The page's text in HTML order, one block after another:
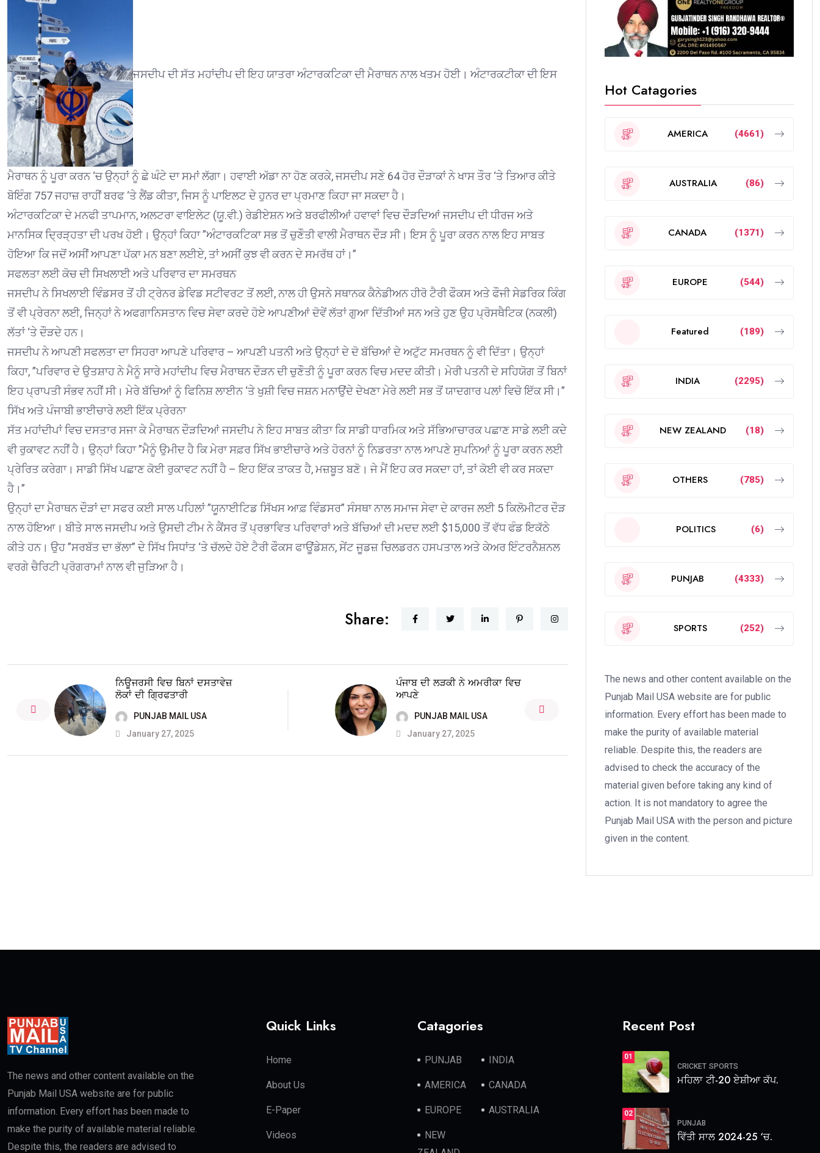
ਜਸਦੀਪ ਦੀ ਸੱਤ ਮਹਾਂਦੀਪ ਦੀ ਇਹ ਯਾਤਰਾ ਅੰਟਾਰਕਟਿਕਾ ਦੀ ਮੈਰਾਥਨ ਨਾਲ ਖਤਮ ਹੋਈ। ਅੰਟਾਰਕਟੀਕਾ ਦੀ ਇਸ
ਮੈਰਾਥਨ ਨੂੰ ਪੂਰਾ ਕਰਨ ‘ਚ ਉਨ੍ਹਾਂ ਨੂੰ ਛੇ ਘੰਟੇ ਦਾ ਸਮਾਂ ਲੱਗਾ। ਹਵਾਈ ਅੱਡਾ ਨਾ ਹੋਣ ਕਰਕੇ, ਜਸਦੀਪ ਸਣੇ 64 ਹੋਰ ਦੌੜਾਕਾਂ ਨੇ ਖਾਸ ਤੌਰ ‘ਤੇ ਤਿਆਰ ਕੀਤੇ
ਬੋਇੰਗ 757 ਜਹਾਜ਼ ਰਾਹੀਂ ਬਰਫ ‘ਤੇ ਲੈਂਡ ਕੀਤਾ, ਜਿਸ ਨੂੰ ਪਾਇਲਟ ਦੇ ਹੁਨਰ ਦਾ ਪ੍ਰਮਾਣ ਕਿਹਾ ਜਾ ਸਕਦਾ ਹੈ।
ਅੰਟਾਰਕਟਿਕਾ ਦੇ ਮਨਫੀ ਤਾਪਮਾਨ, ਅਲਟਰਾ ਵਾਇਲੇਟ (ਯੂ.ਵੀ.) ਰੇਡੀਏਸ਼ਨ ਅਤੇ ਬਰਫੀਲੀਆਂ ਹਵਾਵਾਂ ਵਿਚ ਦੌੜਦਿਆਂ ਜਸਦੀਪ ਦੀ ਧੀਰਜ ਅਤੇ
ਮਾਨਸਿਕ ਦ੍ਰਿੜ੍ਹਤਾ ਦੀ ਪਰਖ ਹੋਈ। ਉਨ੍ਹਾਂ ਕਿਹਾ ”ਅੰਟਾਰਕਟਿਕਾ ਸਭ ਤੋਂ ਚੁਣੌਤੀ ਵਾਲੀ ਮੈਰਾਥਨ ਦੌੜ ਸੀ। ਇਸ ਨੂੰ ਪੂਰਾ ਕਰਨ ਨਾਲ ਇਹ ਸਾਬਤ
ਹੋਇਆ ਕਿ ਜਦੋਂ ਅਸੀਂ ਆਪਣਾ ਪੱਕਾ ਮਨ ਬਣਾ ਲਈਏ, ਤਾਂ ਅਸੀਂ ਕੁਝ ਵੀ ਕਰਨ ਦੇ ਸਮਰੱਥ ਹਾਂ।”
ਸਫਲਤਾ ਲਈ ਕੋਚ ਦੀ ਸਿਖਲਾਈ ਅਤੇ ਪਰਿਵਾਰ ਦਾ ਸਮਰਥਨ
ਜਸਦੀਪ ਨੇ ਸਿਖਲਾਈ ਵਿੰਡਸਰ ਤੋਂ ਹੀ ਟ੍ਰੇਨਰ ਡੇਵਿਡ ਸਟੀਵਰਟ ਤੋਂ ਲਈ, ਨਾਲ ਹੀ ਉਸਨੇ ਸਥਾਨਕ ਕੈਨੇਡੀਅਨ ਹੀਰੋ ਟੈਰੀ ਫੌਕਸ ਅਤੇ ਫੌਜੀ ਸੇਡਰਿਕ ਕਿੰਗ
ਤੋਂ ਵੀ ਪ੍ਰੇਰਨਾ ਲਈ, ਜਿਨ੍ਹਾਂ ਨੇ ਅਫਗਾਨਿਸਤਾਨ ਵਿਚ ਸੇਵਾ ਕਰਦੇ ਹੋਏ ਆਪਣੀਆਂ ਦੋਵੇਂ ਲੱਤਾਂ ਗੁਆ ਦਿੱਤੀਆਂ ਸਨ ਅਤੇ ਹੁਣ ਉਹ ਪ੍ਰੋਸਥੈਟਿਕ (ਨਕਲੀ)
ਲੱਤਾਂ ‘ਤੇ ਦੌੜਦੇ ਹਨ।
ਜਸਦੀਪ ਨੇ ਆਪਣੀ ਸਫਲਤਾ ਦਾ ਸਿਹਰਾ ਆਪਣੇ ਪਰਿਵਾਰ – ਆਪਣੀ ਪਤਨੀ ਅਤੇ ਉਨ੍ਹਾਂ ਦੇ ਦੋ ਬੱਚਿਆਂ ਦੇ ਅਟੁੱਟ ਸਮਰਥਨ ਨੂੰ ਵੀ ਦਿੱਤਾ। ਉਨ੍ਹਾਂ
ਕਿਹਾ, ”ਪਰਿਵਾਰ ਦੇ ਉਤਸ਼ਾਹ ਨੇ ਮੈਨੂੰ ਸਾਰੇ ਮਹਾਂਦੀਪ ਵਿਚ ਮੈਰਾਥਨ ਦੌੜਨ ਦੀ ਚੁਣੌਤੀ ਨੂੰ ਪੂਰਾ ਕਰਨ ਵਿਚ ਮਦਦ ਕੀਤੀ। ਮੇਰੀ ਪਤਨੀ ਦੇ ਸਹਿਯੋਗ ਤੋਂ ਬਿਨਾਂ
ਇਹ ਪ੍ਰਾਪਤੀ ਸੰਭਵ ਨਹੀਂ ਸੀ। ਮੇਰੇ ਬੱਚਿਆਂ ਨੂੰ ਫਿਨਿਸ਼ ਲਾਈਨ ‘ਤੇ ਖੁਸ਼ੀ ਵਿਚ ਜਸ਼ਨ ਮਨਾਉਂਦੇ ਦੇਖਣਾ ਮੇਰੇ ਲਈ ਸਭ ਤੋਂ ਯਾਦਗਾਰ ਪਲਾਂ ਵਿਚੋ ਇੱਕ ਸੀ।”
ਸਿੱਖ ਅਤੇ ਪੰਜਾਬੀ ਭਾਈਚਾਰੇ ਲਈ ਇੱਕ ਪ੍ਰੇਰਨਾ
ਸੱਤ ਮਹਾਂਦੀਪਾਂ ਵਿਚ ਦਸਤਾਰ ਸਜਾ ਕੇ ਮੈਰਾਥਨ ਦੌੜਦਿਆਂ ਜਸਦੀਪ ਨੇ ਇਹ ਸਾਬਤ ਕੀਤਾ ਕਿ ਸਾਡੀ ਧਾਰਮਿਕ ਅਤੇ ਸੱਭਿਆਚਾਰਕ ਪਛਾਣ ਸਾਡੇ ਲਈ ਕਦੇ
ਵੀ ਰੁਕਾਵਟ ਨਹੀਂ ਹੈ। ਉਨ੍ਹਾਂ ਕਿਹਾ ”ਮੈਨੂੰ ਉਮੀਦ ਹੈ ਕਿ ਮੇਰਾ ਸਫ਼ਰ ਸਿੱਖ ਭਾਈਚਾਰੇ ਅਤੇ ਹੋਰਨਾਂ ਨੂੰ ਨਿਡਰਤਾ ਨਾਲ ਆਪਣੇ ਸੁਪਨਿਆਂ ਨੂੰ ਪੂਰਾ ਕਰਨ ਲਈ
ਪ੍ਰੇਰਿਤ ਕਰੇਗਾ। ਸਾਡੀ ਸਿੱਖ ਪਛਾਣ ਕੋਈ ਰੁਕਾਵਟ ਨਹੀਂ ਹੈ – ਇਹ ਇੱਕ ਤਾਕਤ ਹੈ, ਮਜ਼ਬੂਤ ਬਣੋ। ਜੇ ਮੈਂ ਇਹ ਕਰ ਸਕਦਾ ਹਾਂ, ਤਾਂ ਕੋਈ ਵੀ ਕਰ ਸਕਦਾ
ਹੈ।”
ਉਨ੍ਹਾਂ ਦਾ ਮੈਰਾਥਨ ਦੌੜਾਂ ਦਾ ਸਫਰ ਕਈ ਸਾਲ ਪਹਿਲਾਂ ”ਯੂਨਾਈਟਿਡ ਸਿੱਖਸ ਆਫ਼ ਵਿੰਡਸਰ” ਸੰਸਥਾ ਨਾਲ ਸਮਾਜ ਸੇਵਾ ਦੇ ਕਾਰਜ ਲਈ 5 ਕਿਲੋਮੀਟਰ ਦੌੜ
ਨਾਲ ਹੋਇਆ। ਬੀਤੇ ਸਾਲ ਜਸਦੀਪ ਅਤੇ ਉਸਦੀ ਟੀਮ ਨੇ ਕੈਂਸਰ ਤੋਂ ਪ੍ਰਭਾਵਿਤ ਪਰਿਵਾਰਾਂ ਅਤੇ ਬੱਚਿਆਂ ਦੀ ਮਦਦ ਲਈ $15,000 ਤੋਂ ਵੱਧ ਫੰਡ ਇਕੱਠੇ
ਕੀਤੇ ਹਨ। ਉਹ ”ਸਰਬੱਤ ਦਾ ਭੱਲਾ” ਦੇ ਸਿੱਖ ਸਿਧਾਂਤ ‘ਤੇ ਚੱਲਦੇ ਹੋਏ ਟੈਰੀ ਫੌਕਸ ਫਾਊਂਡੇਸ਼ਨ, ਸੇਂਟ ਜੂਡਜ਼ ਚਿਲਡਰਨ ਹਸਪਤਾਲ ਅਤੇ ਕੇਅਰ ਇੰਟਰਨੈਸ਼ਨਲ
ਵਰਗੇ ਚੈਰਿਟੀ ਪ੍ਰੋਗਰਾਮਾਂ ਨਾਲ ਵੀ ਜੁੜਿਆ ਹੈ।
Share:
ਨਿਊਜਰਸੀ ਵਿਚ ਬਿਨਾਂ ਦਸਤਾਵੇਜ਼
ਲੋਕਾਂ ਦੀ ਗ੍ਰਿਫਤਾਰੀ
PUNJAB MAIL USA
January 27, 2025
ਪੰਜਾਬ ਦੀ ਲੜਕੀ ਨੇ ਅਮਰੀਕਾ ਵਿਚ
ਆਪਣੇ
PUNJAB MAIL USA
January 27, 2025
Hot Catagories
AMERICA (4661)
AUSTRALIA (86)
CANADA (1371)
EUROPE (544)
Featured (189)
INDIA (2295)
NEW ZEALAND (18)
OTHERS (785)
POLITICS (6)
PUNJAB (4333)
SPORTS (252)
The news and other content available on the
Punjab Mail USA website are for public
information. Every effort has been made to
make the purity of available material
reliable. Despite this, the readers are
advised to check the accuracy of the
material given before taking any kind of
action. It is not mandatory to agree the
Punjab Mail USA with the person and picture
given in the content.
The news and other content available on the
Punjab Mail USA website are for public
information. Every effort has been made to
make the purity of available material reliable.
Despite this, the readers are advised to
Quick Links
Home
About Us
E-Paper
Videos
Catagories
PUNJAB INDIA
AMERICA CANADA
EUROPE AUSTRALIA
NEW
Recent Post
01
CRICKET SPORTS
ਮਹਿਲਾ ਟੀ-20 ਏਸ਼ੀਆ ਕੱਪ.
02
PUNJAB
ਵਿੱਤੀ ਸਾਲ 2024-25 ‘ਚ.